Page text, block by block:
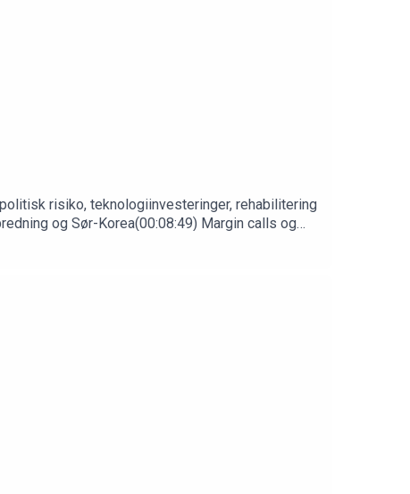
risiko, teknologiinvesteringer, rehabilitering
og Sør-Korea(00:08:49) Margin calls og
Aksjeplukking og
ledelse og dronekrig